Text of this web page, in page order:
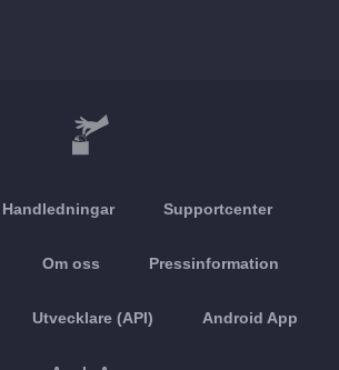
Handledningar Supportcenter
Om oss Pressinformation
Utvecklare (API) Android App